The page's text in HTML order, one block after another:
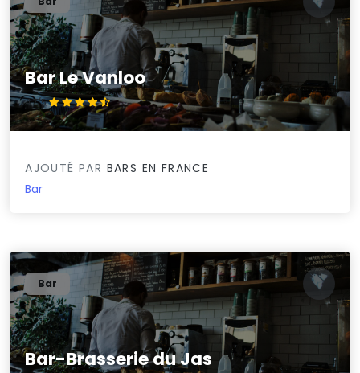
Bar Le Vanloo
4.7/5
AJOUTÉ PAR BARS EN FRANCE
Bar
Bar-Brasserie du Jas
Bar